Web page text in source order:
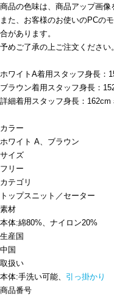
商品の色味は、商品アップ画像
また、お客様のお使いのPCの
合があります。
予めご了承の上ご注文ください。
ホワイトA着用スタッフ身長：
ブラウン着用スタッフ身長：
詳細着用スタッフ身長：
カラー
ホワイト A、ブラウン
サイズ
フリー
カテゴリ
トップスニット／セーター
素材
本体:綿80%、ナイロン20%
生産国
中国
取扱い
本体:手洗い可能、 引っ掛かり
商品番号